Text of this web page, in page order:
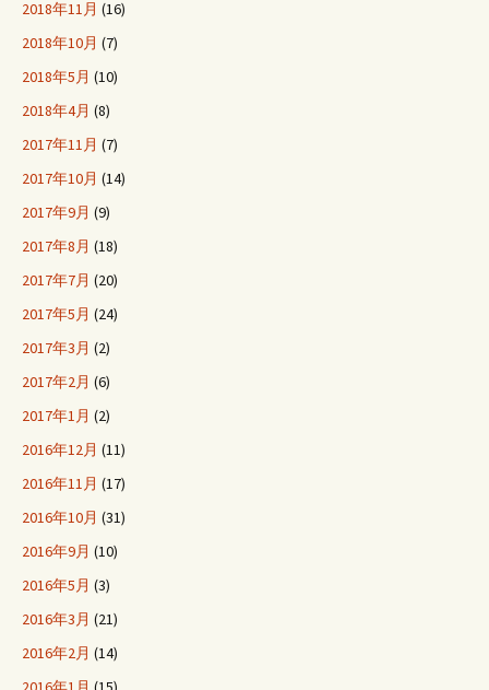
2018年11月 (16)
2018年10月 (7)
2018年5月 (10)
2018年4月 (8)
2017年11月 (7)
2017年10月 (14)
2017年9月 (9)
2017年8月 (18)
2017年7月 (20)
2017年5月 (24)
2017年3月 (2)
2017年2月 (6)
2017年1月 (2)
2016年12月 (11)
2016年11月 (17)
2016年10月 (31)
2016年9月 (10)
2016年5月 (3)
2016年3月 (21)
2016年2月 (14)